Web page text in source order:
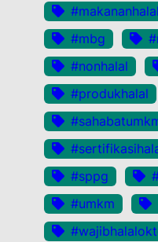
#makananhalal
#mbg
#nonhalal
#produkhalal
#sppg
#umkm